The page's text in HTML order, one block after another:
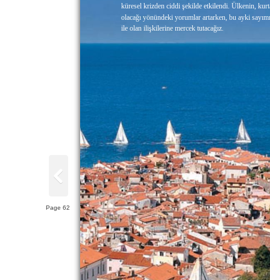
küresel krizden ciddi şekilde etkilendi. Ülkenin,
olacağı yönündeki yorumlar artarken, bu ayki
ile olan ilişkilerine mercek tutacağız.
Page 62